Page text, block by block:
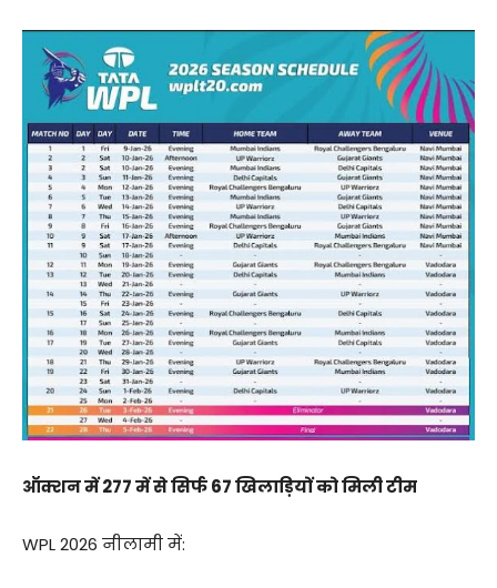
ऑक्शन में 277 में से सिर्फ 67 खिलाड़ियों को मिली टीम
WPL 2026 नीलामी में: